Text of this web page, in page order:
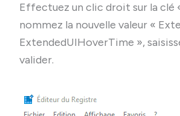
Effectuez un clic droit sur la clé
nommez la nouvelle valeur «
ExtendedUIHoverTime »,
valider.